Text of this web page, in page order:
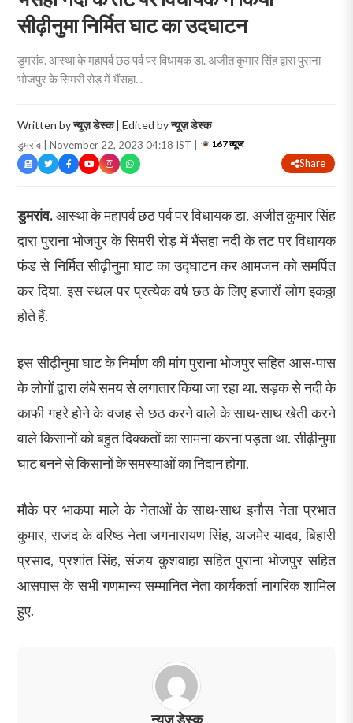
सीढ़ीनुमा निर्मित घाट का उदघाटन
डुमरांव. आस्था के महापर्व छठ पर्व पर विधायक डा. अजीत कुमार सिंह द्वारा पुराना
भोजपुर के सिमरी रोड़ में भैंसहा...
Written byन्यूज़ डेस्क| Edited byन्यूज़ डेस्क
डुमरांव | November 22, 2023 04:18 IST | 167 व्यूज
Share
डुमरांव.आस्था के महापर्व छठ पर्व पर विधायक डा. अजीत कुमार सिंह
द्वारा पुराना भोजपुर के सिमरी रोड़ में भैंसहा नदी के तट पर विधायक
फंड से निर्मित सीढ़ीनुमा घाट का उद्घाटन कर आमजन को समर्पित
कर दिया. इस स्थल पर प्रत्येक वर्ष छठ के लिए हजारों लोग इकठ्ठा
होते हैं.
इस सीढ़ीनुमा घाट के निर्माण की मांग पुराना भोजपुर सहित आस-पास
के लोगों द्वारा लंबे समय से लगातार किया जा रहा था. सड़क से नदी के
काफी गहरे होने के वजह से छठ करने वाले के साथ-साथ खेती करने
वाले किसानों को बहुत दिक्कतों का सामना करना पड़ता था. सीढ़ीनुमा
घाट बनने से किसानों के समस्याओं का निदान होगा.
मौके पर भाकपा माले के नेताओं के साथ-साथ इनौस नेता प्रभात
कुमार, राजद के वरिष्ठ नेता जगनारायण सिंह, अजमेर यादव, बिहारी
प्रसाद, प्रशांत सिंह, संजय कुशवाहा सहित पुराना भोजपुर सहित
आसपास के सभी गणमान्य सम्मानित नेता कार्यकर्ता नागरिक शामिल
हुए.
न्यूज़ डेस्क